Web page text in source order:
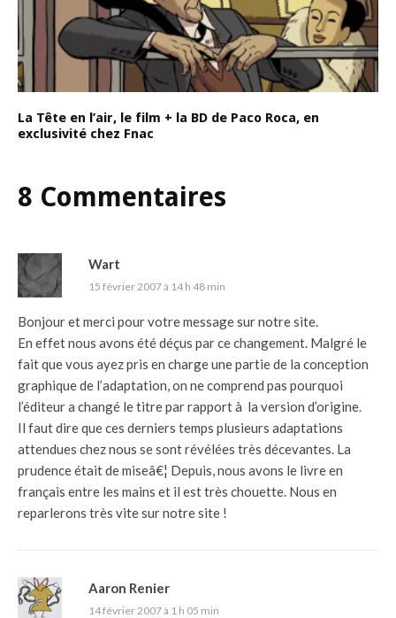
La Tête en l’air, le film + la BD de Paco Roca, en
exclusivité chez Fnac
8 Commentaires
Wart
15 février 2007 à 14 h 48 min
Bonjour et merci pour votre message sur notre site.
En effet nous avons été déçus par ce changement. Malgré le
fait que vous ayez pris en charge une partie de la conception
graphique de l’adaptation, on ne comprend pas pourquoi
l’éditeur a changé le titre par rapport à la version d’origine.
Il faut dire que ces derniers temps plusieurs adaptations
attendues chez nous se sont révélées très décevantes. La
prudence était de miseâ€¦ Depuis, nous avons le livre en
français entre les mains et il est très chouette. Nous en
reparlerons très vite sur notre site !
Aaron Renier
14 février 2007 à 1 h 05 min